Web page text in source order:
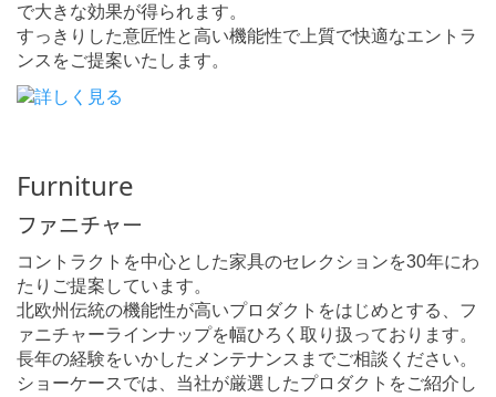
で大きな効果が得られます。
すっきりした意匠性と高い機能性で上質で快適なエントラ
ンスをご提案いたします。
Furniture
ファニチャー
コントラクトを中心とした家具のセレクションを30年にわ
たりご提案しています。
北欧州伝統の機能性が高いプロダクトをはじめとする、フ
ァニチャーラインナップを幅ひろく取り扱っております。
長年の経験をいかしたメンテナンスまでご相談ください。
ショーケースでは、当社が厳選したプロダクトをご紹介し